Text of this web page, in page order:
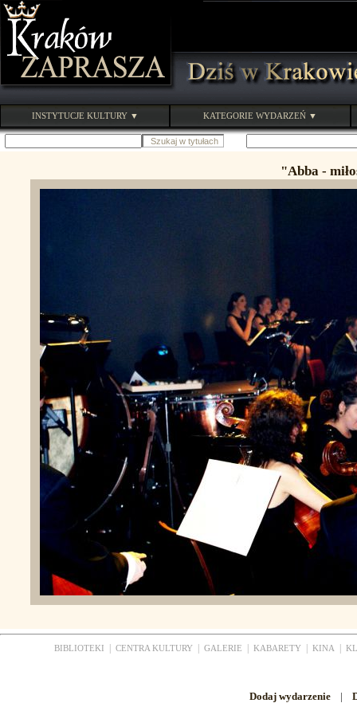
INSTYTUCJE KULTURY ▼ KATEGORIE WYDARZEŃ ▼
"Abba -
BIBLIOTEKI CENTRA KULTURY GALERIE KABARETY KINA
Dodaj wydarzenie |